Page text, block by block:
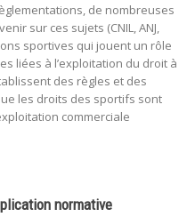
de nombreuses
sur ces sujets (CNIL, ANJ,
sportives qui jouent un rôle
liées à l’exploitation du droit à
des règles et des
les droits des sportifs sont
commerciale
normative